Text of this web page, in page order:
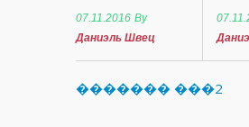
07.11.2016 By
Даниэль Швец
������� ���2